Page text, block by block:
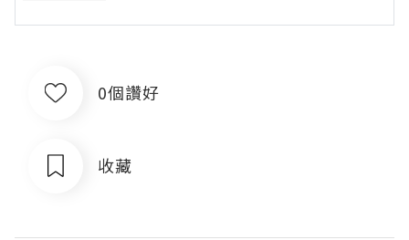
0個讚好
收藏